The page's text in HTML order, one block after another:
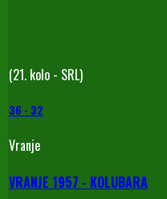
(21. kolo - SRL)
36 - 32
Vranje
VRANJE 1957 - KOLUBARA